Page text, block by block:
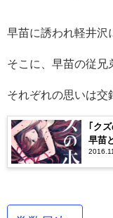
早苗に誘われ軽井沢
そこに、早苗の従兄
それぞれの思いは交
｢ク
早苗